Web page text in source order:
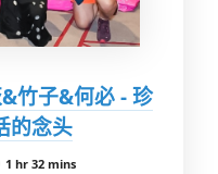
竹子&何必 - 珍
的念头
1 hr 32 mins